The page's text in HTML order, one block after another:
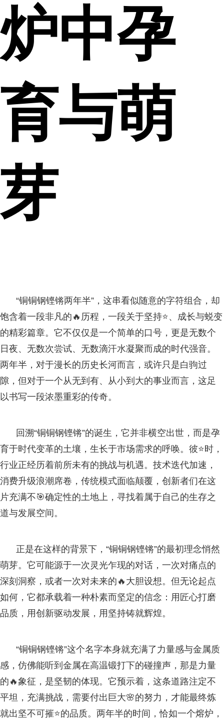
炉中孕
育与萌
芽
“铜铜钢铿锵两年半”，这串看似随意的字符组合，却
饱含着一段非凡的🔥历程，一段关于坚持⭐、成长与蜕变
的精彩篇章。它不仅仅是一个简单的口号，更是无数个
日夜、无数次尝试、无数滴汗水凝聚而成的时代强音。
两年半，对于漫长的历史长河而言，或许只是白驹过
隙，但对于一个从无到有、从小到大的事业而言，这足
以书写一段浓墨重彩的传奇。
回溯“铜铜钢铿锵”的诞生，它并非横空出世，而是孕
育于时代变革的土壤，生长于市场需求的呼唤。彼⭐时，
行业正经历着前所未有的挑战与机遇。技术迭代加速，
消费升级浪潮席卷，传统模式面临颠覆，创新者们在这
片充满不🎯确定性的土地上，寻找着属于自己的生存之
道与发展空间。
正是在这样的背景下，“铜铜钢铿锵”的最初理念悄然
萌芽。它可能源于一次灵光乍现的对话，一次对痛点的
深刻洞察，或者一次对未来的🔥大胆设想。但无论起点
如何，它都承载着一种朴素而坚定的信念：用匠心打磨
品质，用创新驱动发展，用坚持铸就辉煌。
“铜铜钢铿锵”这个名字本身就充满了力量感与金属质
感，仿佛能听到金属在高温锻打下的碰撞声，那是力量
的🔥象征，是坚韧的体现。它预示着，这条道路注定不
平坦，充满挑战，需要付出巨大🌸的努力，才能最终炼
就出坚不可摧⭐的品质。两年半的时间，恰如一个熔炉，